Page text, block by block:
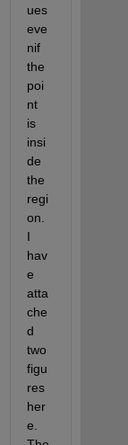
ues
eve
nif
the
poi
nt
is
insi
de
the
regi
on.
I
hav
e
atta
che
d
two
figu
res
her
e.